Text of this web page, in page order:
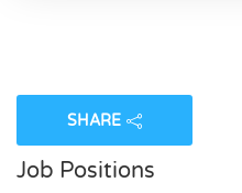
SHARE
Job Positions